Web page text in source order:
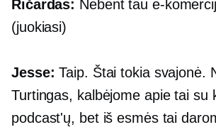
Ričardas: Nebent tau e-
(juokiasi)
Jesse: Taip. Štai tokia svajonė.
Turtingas, kalbėjome apie tai su
podcast'ų, bet iš esmės tai